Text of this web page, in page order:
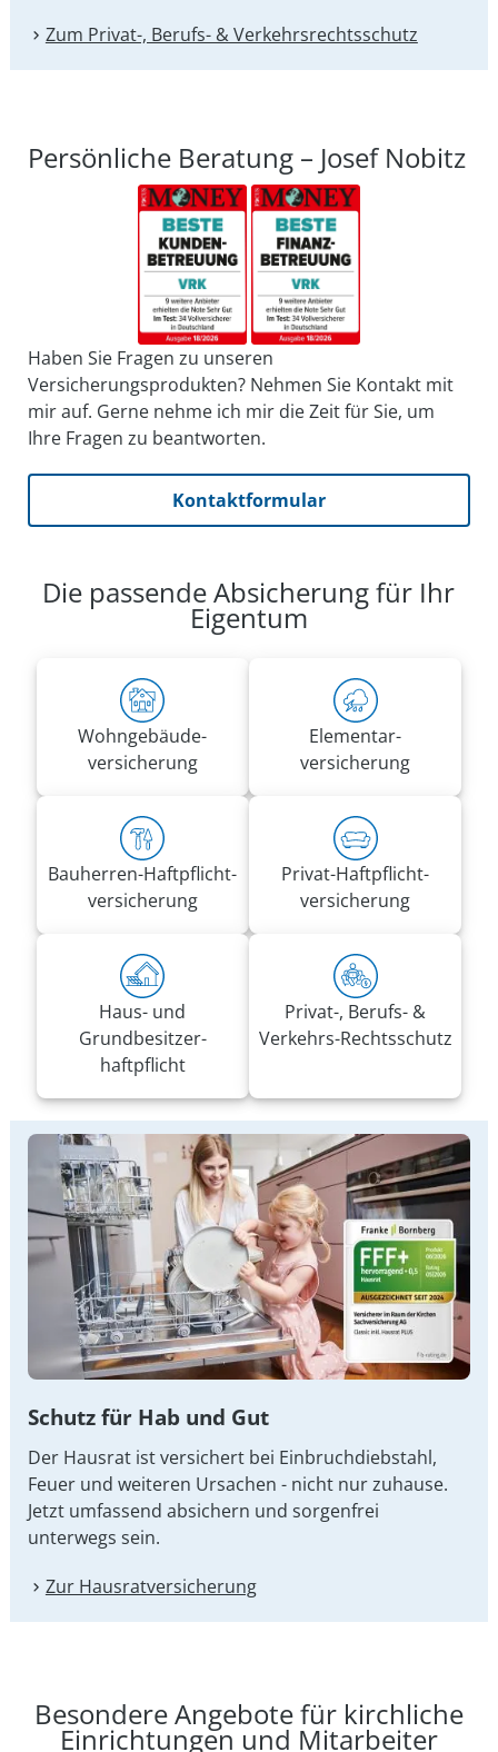
Zum Privat-, Berufs- & Verkehrsrechtsschutz
Persönliche Beratung – Josef Nobitz
Haben Sie Fragen zu unseren
Versicherungsprodukten? Nehmen Sie Kontakt mit
mir auf. Gerne nehme ich mir die Zeit für Sie, um
Ihre Fragen zu beantworten.
Kontaktformular
Die passende Absicherung für Ihr
Eigentum
Wohn­gebäude­
versicherung
Elementar­
versicherung
Bauherren-Haft­pflicht­
versicherung
Privat-Haft­pflicht­
versicherung
Haus- und
Grundbesitzer­
haftpflicht
Privat-, Berufs- &
Verkehrs-Rechtsschutz
Schutz für Hab und Gut
Der Hausrat ist versichert bei Einbruchdiebstahl,
Feuer und weiteren Ursachen - nicht nur zuhause.
Jetzt umfassend absichern und sorgenfrei
unterwegs sein.
Zur Hausrat­versicherung
Besondere Angebote für kirchliche
Einrichtungen und Mitarbeiter